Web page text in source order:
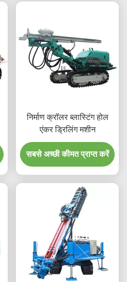
निर्माण क्रॉलर ब्लास्टिंग होल
एंकर ड्रिलिंग मशीन
सबसे अच्छी कीमत प्राप्त करें